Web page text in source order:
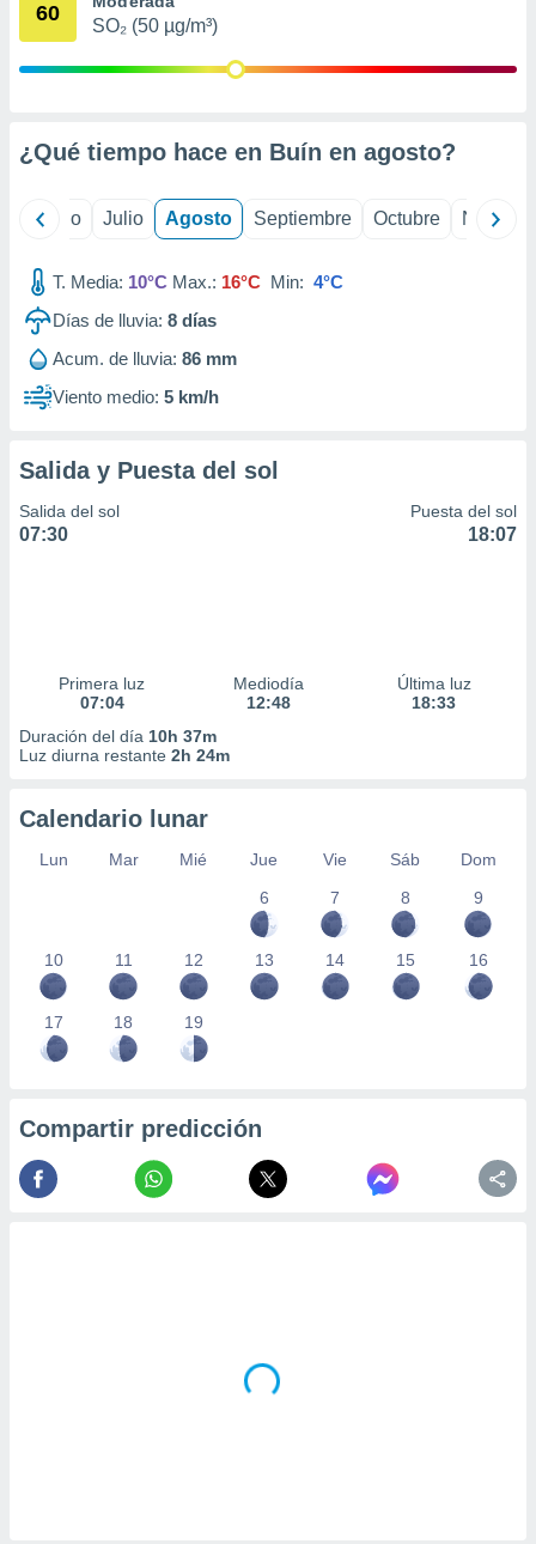
de
1199
60
SO₂ (50 µg/m³)
¿Qué tiempo hace en Buín en agosto?
Junio Julio Agosto Septiembre Octubre
T. Media: 10°C Max.: 16°C Min: 4°C
Días de lluvia: 8 días
Acum. de lluvia: 86 mm
Viento medio: 5 km/h
Salida y Puesta del sol
Salida del sol
07:30
Puesta del sol
18:07
Primera luz
07:04
Mediodía
12:48
Última luz
18:33
Duración del día 10h 37m
Luz diurna restante 2h 24m
Calendario lunar
Lun Mar Mié Jue Vie Sáb
Dom
6
7 8 9
10 11 12 13 14 15 16
17 18 19
Compartir predicción